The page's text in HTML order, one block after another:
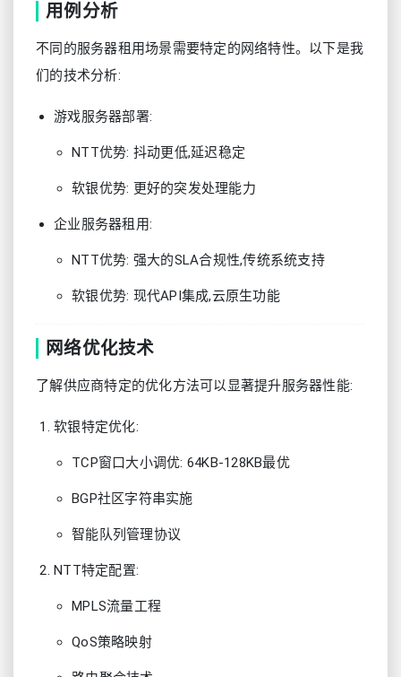
用例分析
不同的服务器租用场景需要特定的网络特性。以下是我
们的技术分析:
游戏服务器部署:
NTT优势: 抖动更低,延迟稳定
软银优势: 更好的突发处理能力
企业服务器租用:
NTT优势: 强大的SLA合规性,传统系统支持
软银优势: 现代API集成,云原生功能
网络优化技术
了解供应商特定的优化方法可以显著提升服务器性能:
软银特定优化:
TCP窗口大小调优: 64KB-128KB最优
BGP社区字符串实施
智能队列管理协议
NTT特定配置:
MPLS流量工程
QoS策略映射